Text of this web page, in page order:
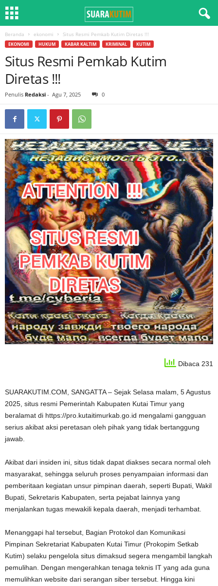
Beranda ekonomi Situs Resmi Pemkab Kutim Diretas !!!
EKONOMI HUKUM KABAR KALTIM KRIMINAL KUTIM
Situs Resmi Pemkab Kutim
Diretas !!!
Penulis Redaksi - Agu 7, 2025 0
Dibaca 231
SUARAKUTIM.COM, SANGATTA – Sejak Selasa malam, 5 Agustus
2025, situs resmi Pemerintah Kabupaten Kutai Timur yang
beralamat di https://pro.kutaitimurkab.go.id mengalami gangguan
serius akibat aksi peretasan oleh pihak yang tidak bertanggung
jawab.
Akibat dari insiden ini, situs tidak dapat diakses secara normal oleh
masyarakat, sehingga seluruh proses penyampaian informasi dan
pemberitaan kegiatan unsur pimpinan daerah, seperti Bupati, Wakil
Bupati, Sekretaris Kabupaten, serta pejabat lainnya yang
menjalankan tugas mewakili kepala daerah, menjadi terhambat.
Menanggapi hal tersebut, Bagian Protokol dan Komunikasi
Pimpinan Sekretariat Kabupaten Kutai Timur (Prokopim Setkab
Kutim) selaku pengelola situs dimaksud segera mengambil langkah
pemulihan. Dengan mengerahkan tenaga teknis IT yang ada guna
memulihkan website dari serangan siber tersebut. Hingga kini